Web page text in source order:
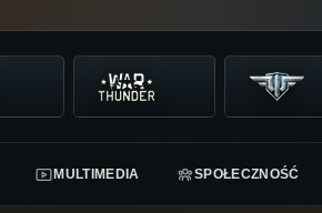
MULTIMEDIA SPOŁECZNOŚĆ